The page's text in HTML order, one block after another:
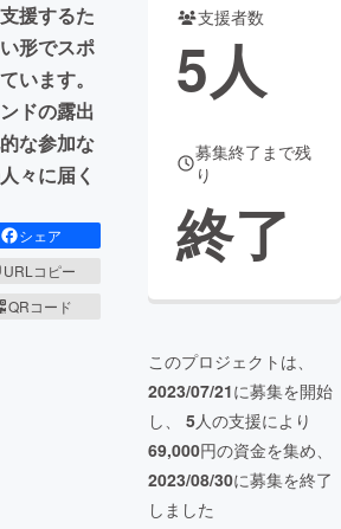
Social Good
CAMPFIRE Creation
さと納税machi-ya コミュニティ
援するた
形でスポ
います。
ドの露出
な参加な
々に届く
シェア
URLコピー
QRコード
支援者数
5人
募集終了まで残
り
終了
このプロジェクトは、
2023/07/21に募集を開始
し、 5人の支援により
69,000円の資金を集め、
2023/08/30に募集を終了
しました